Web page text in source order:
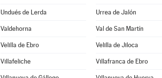
Undués de Lerda Urrea de Jalón
Valdehorna Val de San Martín
Velilla de Ebro Velilla de Jiloca
Villafeliche Villafranca de Ebro